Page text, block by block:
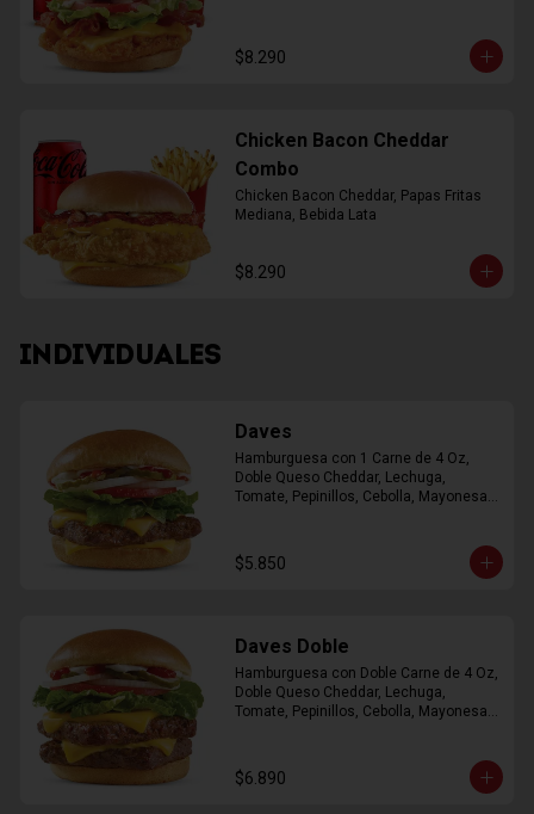
$8.290
Chicken Bacon Cheddar
Combo
Chicken Bacon Cheddar, Papas Fritas
Mediana, Bebida Lata
$8.290
INDIVIDUALES
Daves
Hamburguesa con 1 Carne de 4 Oz,
Doble Queso Cheddar, Lechuga,
Tomate, Pepinillos, Cebolla, Mayonesa,
$5.850
Daves Doble
Hamburguesa con Doble Carne de 4 Oz,
Doble Queso Cheddar, Lechuga,
Tomate, Pepinillos, Cebolla, Mayonesa,
$6.890